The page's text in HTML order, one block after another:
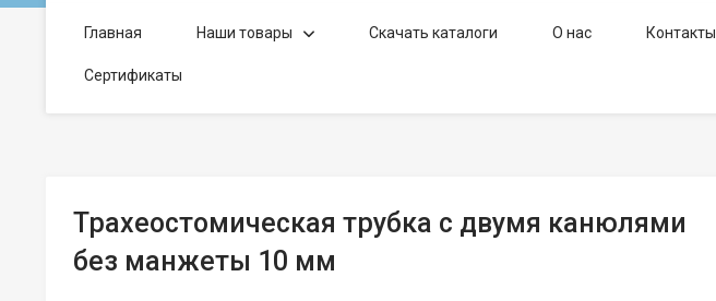
Главная Наши товары Скачать каталоги О нас Контакты
Сертификаты
Трахеостомическая трубка с двумя канюлями
без манжеты 10 мм